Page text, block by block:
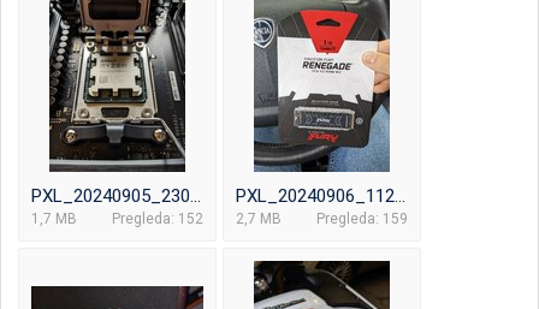
PXL_20240905_230325742.jpg
1,7 MB Pregleda: 152
PXL_20240906_112223969.jpg
2,7 MB Pregleda: 159